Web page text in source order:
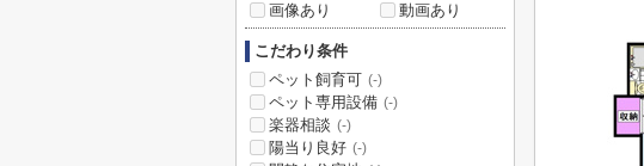
画像あり
動画あり
こだわり条件
ペット飼育可 (-)
ペット専用設備 (-)
楽器相談 (-)
陽当り良好 (-)